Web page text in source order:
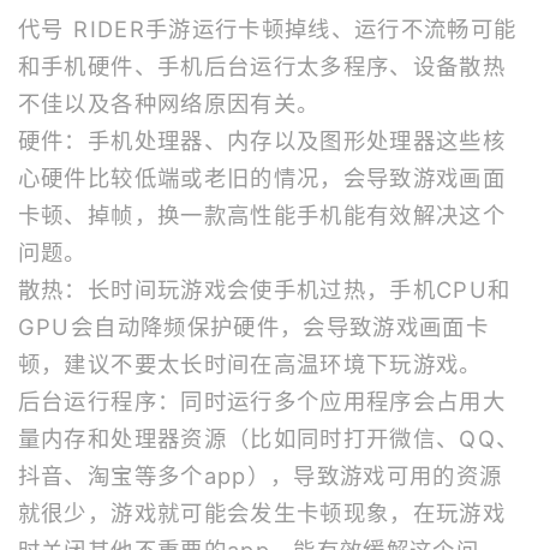
代号 RIDER手游运行卡顿掉线、运行不流畅可能
和手机硬件、手机后台运行太多程序、设备散热
不佳以及各种网络原因有关。
硬件：手机处理器、内存以及图形处理器这些核
心硬件比较低端或老旧的情况，会导致游戏画面
卡顿、掉帧，换一款高性能手机能有效解决这个
问题。
散热：长时间玩游戏会使手机过热，手机CPU和
GPU会自动降频保护硬件，会导致游戏画面卡
顿，建议不要太长时间在高温环境下玩游戏。
后台运行程序：同时运行多个应用程序会占用大
量内存和处理器资源（比如同时打开微信、QQ、
抖音、淘宝等多个app），导致游戏可用的资源
就很少，游戏就可能会发生卡顿现象，在玩游戏